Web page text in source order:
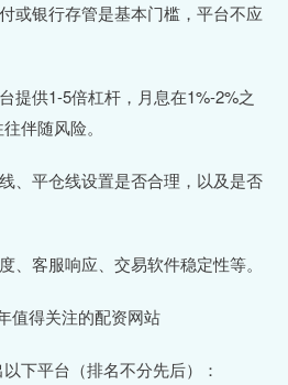
或银行存管是基本门槛，平台不应
提供1-5倍杠杆，月息在1%-2%之
伴随风险。
、平仓线设置是否合理，以及是否
、客服响应、交易软件稳定性等。
值得关注的配资网站
下平台（排名不分先后）：